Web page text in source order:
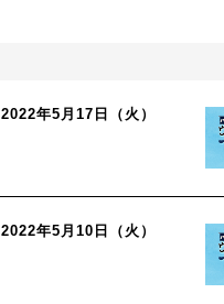
2022年5月17日（火）
2022年5月10日（火）